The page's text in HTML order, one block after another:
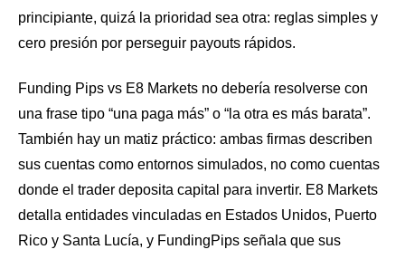
principiante, quizá la prioridad sea otra: reglas simples y
cero presión por perseguir payouts rápidos.
Funding Pips vs E8 Markets no debería resolverse con
una frase tipo “una paga más” o “la otra es más barata”.
También hay un matiz práctico: ambas firmas describen
sus cuentas como entornos simulados, no como cuentas
donde el trader deposita capital para invertir. E8 Markets
detalla entidades vinculadas en Estados Unidos, Puerto
Rico y Santa Lucía, y FundingPips señala que sus